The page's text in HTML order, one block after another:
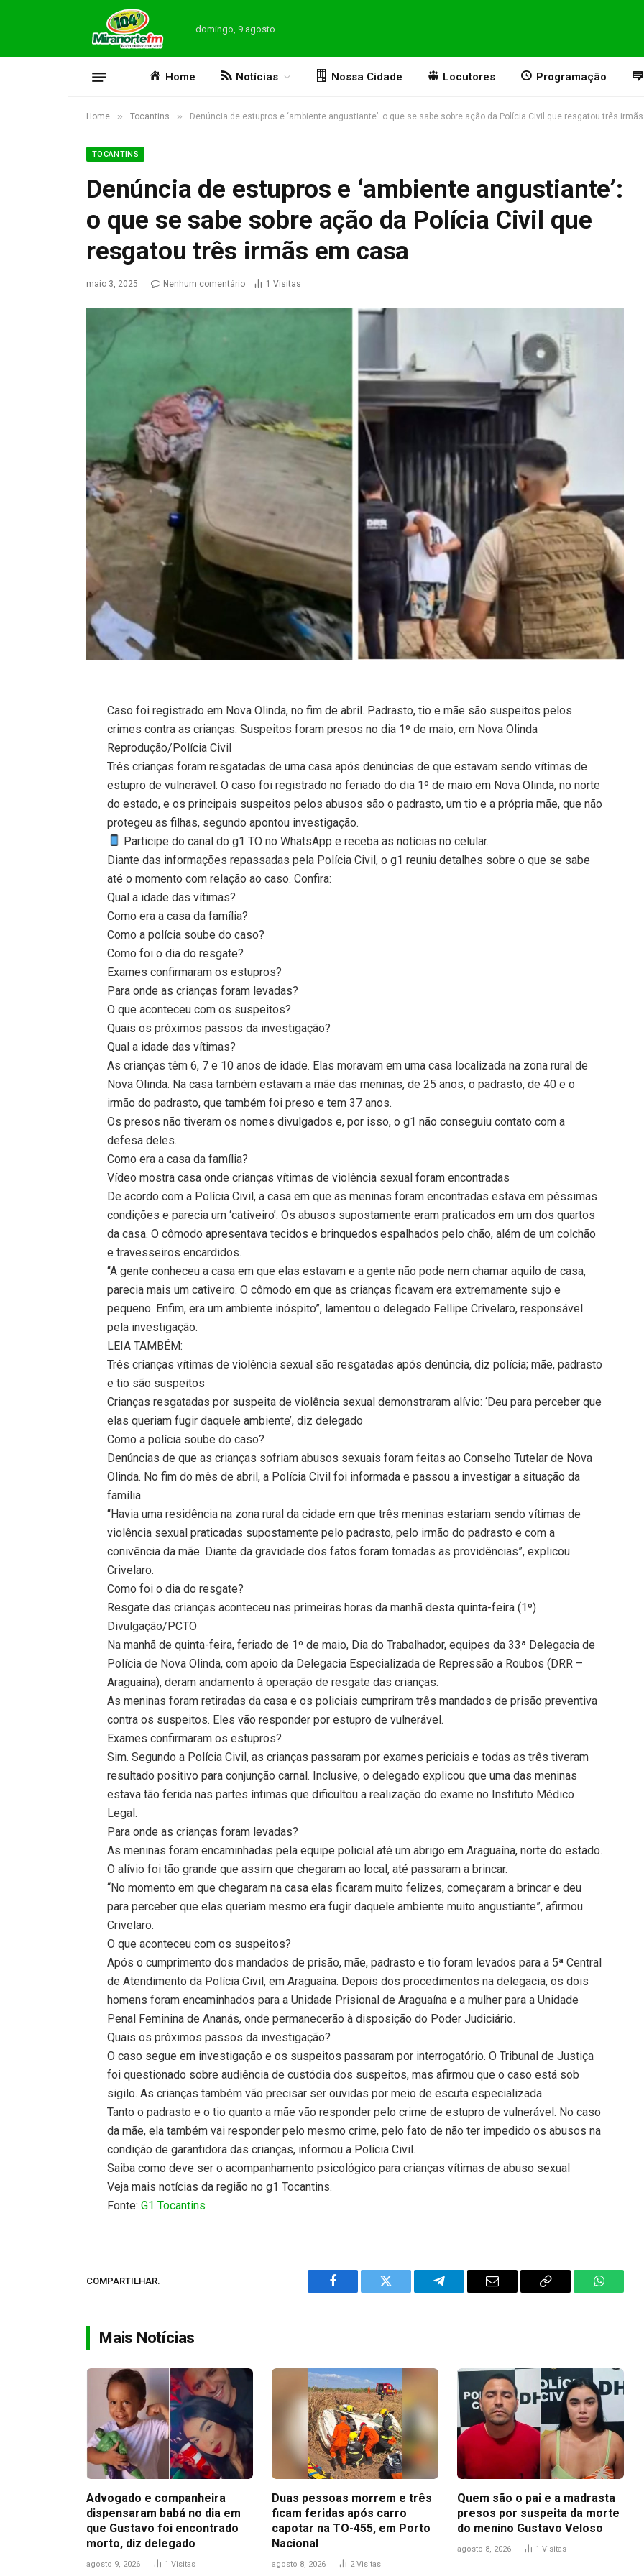
domingo, 9 agosto
Home Notícias Nossa Cidade Locutores Programação
Home » Tocantins » Denúncia de estupros e ‘ambiente angustiante’: o que se sabe sobre ação da Polícia Civil que resgatou três
TOCANTINS
Denúncia de estupros e ‘ambiente angustiante’:
o que se sabe sobre ação da Polícia Civil que
resgatou três irmãs em casa
maio 3, 2025 Nenhum comentário 1 Visitas
Caso foi registrado em Nova Olinda, no fim de abril. Padrasto, tio e mãe são suspeitos pelos
crimes contra as crianças. Suspeitos foram presos no dia 1º de maio, em Nova Olinda
Reprodução/Polícia Civil
Três crianças foram resgatadas de uma casa após denúncias de que estavam sendo vítimas de
estupro de vulnerável. O caso foi registrado no feriado do dia 1º de maio em Nova Olinda, no norte
do estado, e os principais suspeitos pelos abusos são o padrasto, um tio e a própria mãe, que não
protegeu as filhas, segundo apontou investigação.
Participe do canal do g1 TO no WhatsApp e receba as notícias no celular.
Diante das informações repassadas pela Polícia Civil, o g1 reuniu detalhes sobre o que se sabe
até o momento com relação ao caso. Confira:
Qual a idade das vítimas?
Como era a casa da família?
Como a polícia soube do caso?
Como foi o dia do resgate?
Exames confirmaram os estupros?
Para onde as crianças foram levadas?
O que aconteceu com os suspeitos?
Quais os próximos passos da investigação?
Qual a idade das vítimas?
As crianças têm 6, 7 e 10 anos de idade. Elas moravam em uma casa localizada na zona rural de
Nova Olinda. Na casa também estavam a mãe das meninas, de 25 anos, o padrasto, de 40 e o
irmão do padrasto, que também foi preso e tem 37 anos.
Os presos não tiveram os nomes divulgados e, por isso, o g1 não conseguiu contato com a
defesa deles.
Como era a casa da família?
Vídeo mostra casa onde crianças vítimas de violência sexual foram encontradas
De acordo com a Polícia Civil, a casa em que as meninas foram encontradas estava em péssimas
condições e parecia um ‘cativeiro’. Os abusos supostamente eram praticados em um dos quartos
da casa. O cômodo apresentava tecidos e brinquedos espalhados pelo chão, além de um colchão
e travesseiros encardidos.
“A gente conheceu a casa em que elas estavam e a gente não pode nem chamar aquilo de casa,
parecia mais um cativeiro. O cômodo em que as crianças ficavam era extremamente sujo e
pequeno. Enfim, era um ambiente inóspito”, lamentou o delegado Fellipe Crivelaro, responsável
pela investigação.
LEIA TAMBÉM:
Três crianças vítimas de violência sexual são resgatadas após denúncia, diz polícia; mãe, padrasto
e tio são suspeitos
Crianças resgatadas por suspeita de violência sexual demonstraram alívio: ‘Deu para perceber que
elas queriam fugir daquele ambiente’, diz delegado
Como a polícia soube do caso?
Denúncias de que as crianças sofriam abusos sexuais foram feitas ao Conselho Tutelar de Nova
Olinda. No fim do mês de abril, a Polícia Civil foi informada e passou a investigar a situação da
família.
“Havia uma residência na zona rural da cidade em que três meninas estariam sendo vítimas de
violência sexual praticadas supostamente pelo padrasto, pelo irmão do padrasto e com a
conivência da mãe. Diante da gravidade dos fatos foram tomadas as providências”, explicou
Crivelaro.
Como foi o dia do resgate?
Resgate das crianças aconteceu nas primeiras horas da manhã desta quinta-feira (1º)
Divulgação/PCTO
Na manhã de quinta-feira, feriado de 1º de maio, Dia do Trabalhador, equipes da 33ª Delegacia de
Polícia de Nova Olinda, com apoio da Delegacia Especializada de Repressão a Roubos (DRR –
Araguaína), deram andamento à operação de resgate das crianças.
As meninas foram retiradas da casa e os policiais cumpriram três mandados de prisão preventiva
contra os suspeitos. Eles vão responder por estupro de vulnerável.
Exames confirmaram os estupros?
Sim. Segundo a Polícia Civil, as crianças passaram por exames periciais e todas as três tiveram
resultado positivo para conjunção carnal. Inclusive, o delegado explicou que uma das meninas
estava tão ferida nas partes íntimas que dificultou a realização do exame no Instituto Médico
Legal.
Para onde as crianças foram levadas?
As meninas foram encaminhadas pela equipe policial até um abrigo em Araguaína, norte do estado.
O alívio foi tão grande que assim que chegaram ao local, até passaram a brincar.
“No momento em que chegaram na casa elas ficaram muito felizes, começaram a brincar e deu
para perceber que elas queriam mesmo era fugir daquele ambiente muito angustiante”, afirmou
Crivelaro.
O que aconteceu com os suspeitos?
Após o cumprimento dos mandados de prisão, mãe, padrasto e tio foram levados para a 5ª Central
de Atendimento da Polícia Civil, em Araguaína. Depois dos procedimentos na delegacia, os dois
homens foram encaminhados para a Unidade Prisional de Araguaína e a mulher para a Unidade
Penal Feminina de Ananás, onde permanecerão à disposição do Poder Judiciário.
Quais os próximos passos da investigação?
O caso segue em investigação e os suspeitos passaram por interrogatório. O Tribunal de Justiça
foi questionado sobre audiência de custódia dos suspeitos, mas afirmou que o caso está sob
sigilo. As crianças também vão precisar ser ouvidas por meio de escuta especializada.
Tanto o padrasto e o tio quanto a mãe vão responder pelo crime de estupro de vulnerável. No caso
da mãe, ela também vai responder pelo mesmo crime, pelo fato de não ter impedido os abusos na
condição de garantidora das crianças, informou a Polícia Civil.
Saiba como deve ser o acompanhamento psicológico para crianças vítimas de abuso sexual
Veja mais notícias da região no g1 Tocantins.
Fonte:G1 Tocantins
COMPARTILHAR.
Facebook Twitter Telegram Email
Copy
Mais Notícias
Advogado e companheira
dispensaram babá no dia em
que Gustavo foi encontrado
morto, diz delegado
agosto 9, 2026 1 Visitas
Duas pessoas morrem e três
ficam feridas após carro
capotar na TO-455, em Porto
Nacional
agosto 8, 2026 2Visitas
Quem são o pai e a madrasta
presos por suspeita da morte
do menino Gustavo Veloso
agosto 8, 2026 1 Visitas